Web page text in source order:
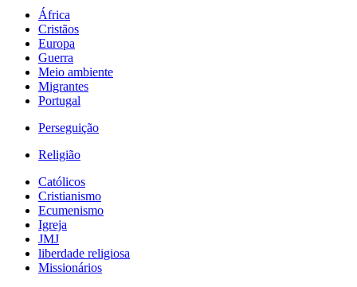
África
Cristãos
Europa
Guerra
Meio ambiente
Migrantes
Portugal
Perseguição
Religião
Católicos
Cristianismo
Ecumenismo
Igreja
JMJ
liberdade religiosa
Missionários